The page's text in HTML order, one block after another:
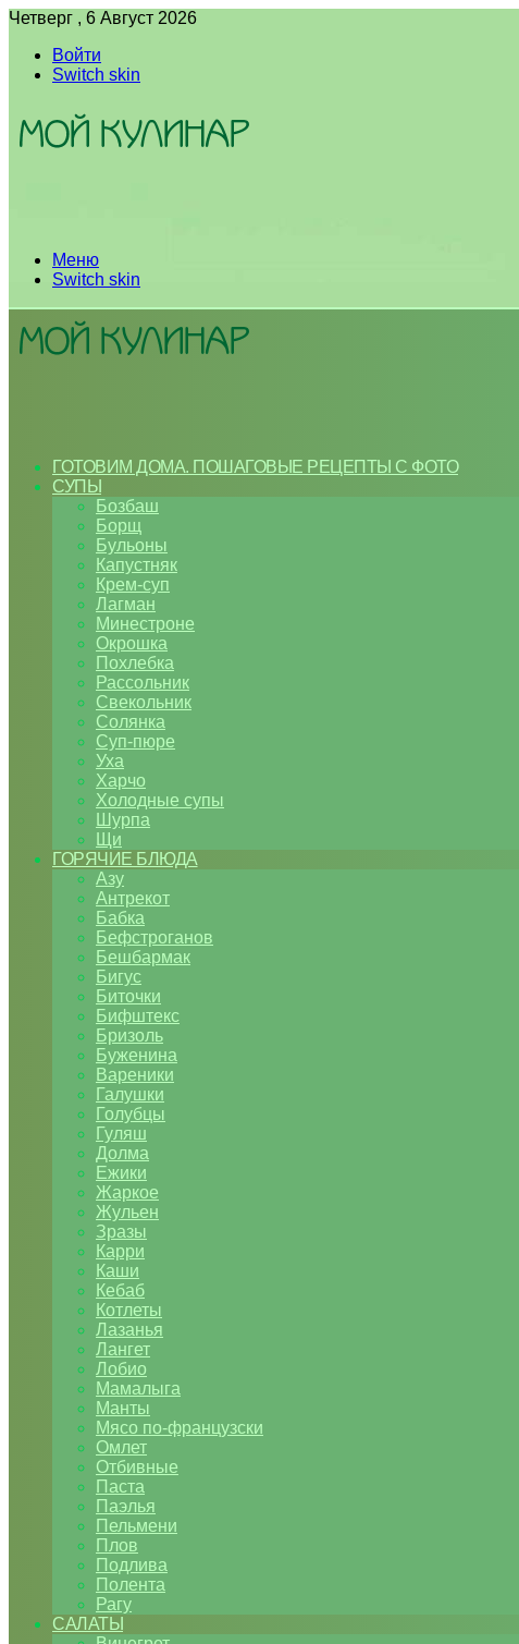
Четверг , 6 Август 2026
Войти
Switch skin
Меню
Switch skin
ГОТОВИМ ДОМА. ПОШАГОВЫЕ РЕЦЕПТЫ С ФОТО
СУПЫ
Бозбаш
Борщ
Бульоны
Капустняк
Крем-суп
Лагман
Минестроне
Окрошка
Похлебка
Рассольник
Свекольник
Солянка
Суп-пюре
Уха
Харчо
Холодные супы
Шурпа
Щи
ГОРЯЧИЕ БЛЮДА
Азу
Антрекот
Бабка
Бефстроганов
Бешбармак
Бигус
Биточки
Бифштекс
Бризоль
Буженина
Вареники
Галушки
Голубцы
Гуляш
Долма
Ежики
Жаркое
Жульен
Зразы
Карри
Каши
Кебаб
Котлеты
Лазанья
Лангет
Лобио
Мамалыга
Манты
Мясо по-французски
Омлет
Отбивные
Паста
Паэлья
Пельмени
Плов
Подлива
Полента
Рагу
САЛАТЫ